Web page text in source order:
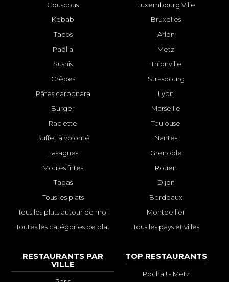
Couscous
Kebab
Tacos
Paëlla
Sushis
Crêpes
Pâtes carbonara
Burger
Raclette
Buffet à volonté
Lasagnes
Moules frites
Tapas
Tous les plats
Tous les plats autour de moi
Toutes les catégories de plat
Luxembourg Ville
Bruxelles
Arlon
Metz
Thionville
Strasbourg
Lyon
Marseille
Toulouse
Nantes
Grenoble
Rouen
Dijon
Bordeaux
Montpellier
Tous les pays et villes
RESTAURANTS PAR
VILLE
TOP RESTAURANTS
Pocha ! - Metz